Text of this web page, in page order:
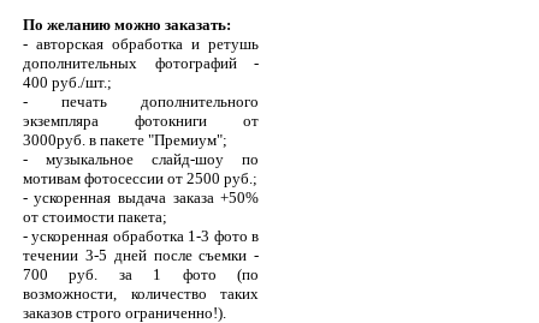
По желанию можно заказать:
- авторская обработка и ретушь
дополнительных фотографий -
400 руб./шт.;
- печать дополнительного
экземпляра фотокниги от
3000руб. в пакете "Премиум";
- музыкальное слайд-шоу по
мотивам фотосессии от 2500 руб.;
- ускоренная выдача заказа +50%
от стоимости пакета;
- ускоренная обработка 1-3 фото в
течении 3-5 дней после съемки -
700 руб. за 1 фото (по
возможности, количество таких
заказов строго ограниченно!).